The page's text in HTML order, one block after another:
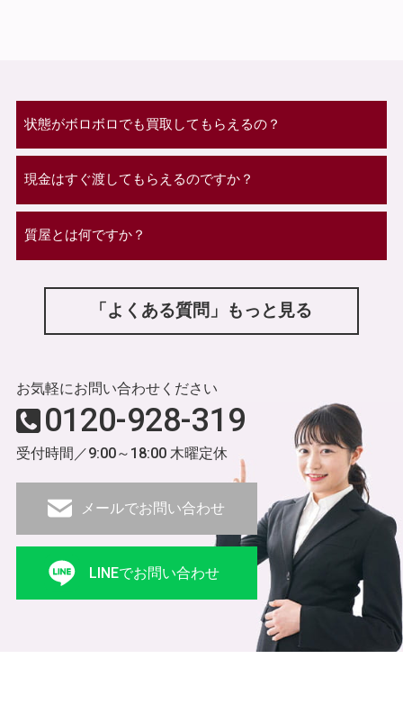
状態がボロボロでも買取してもらえるの？
現金はすぐ渡してもらえるのですか？
質屋とは何ですか？
「よくある質問」もっと見る
お気軽にお問い合わせください
0120-928-319
受付時間／9:00～18:00 木曜定休
メールでお問い合わせ
LINEでお問い合わせ